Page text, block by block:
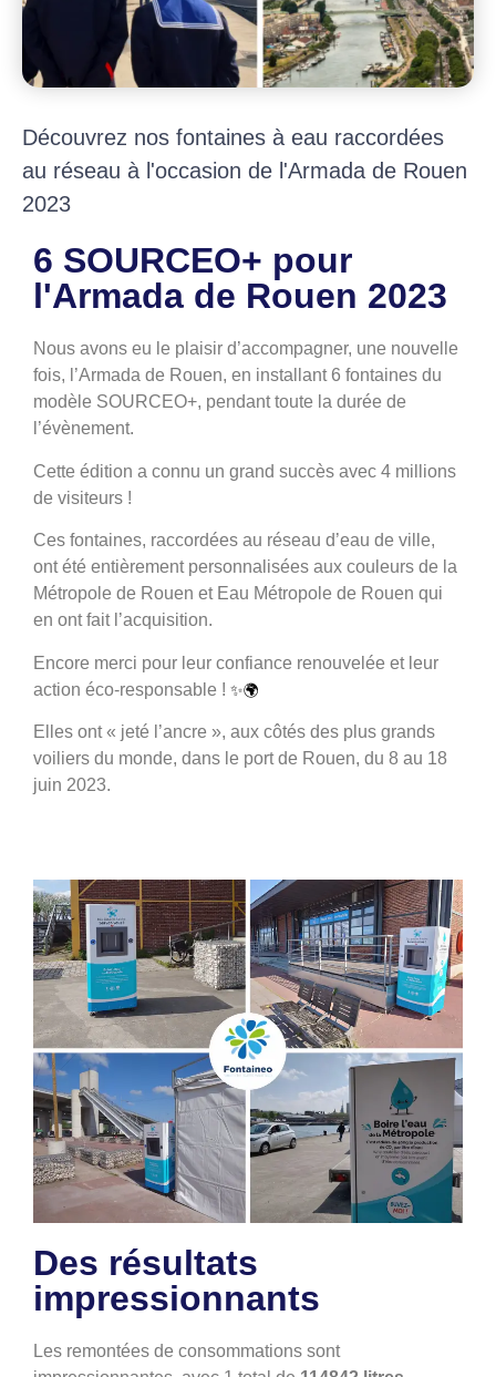
Découvrez nos fontaines à eau raccordées
au réseau à l'occasion de l'Armada de Rouen
2023
6 SOURCEO+ pour
l'Armada de Rouen 2023
Nous avons eu le plaisir d’accompagner, une nouvelle
fois, l’Armada de Rouen, en installant 6 fontaines du
modèle SOURCEO+, pendant toute la durée de
l’évènement.
Cette édition a connu un grand succès avec 4 millions
de visiteurs !
Ces fontaines, raccordées au réseau d’eau de ville,
ont été entièrement personnalisées aux couleurs de la
Métropole de Rouen et Eau Métropole de Rouen qui
en ont fait l’acquisition.
Encore merci pour leur confiance renouvelée et leur
action éco-responsable ! ✨🌍
Elles ont « jeté l’ancre », aux côtés des plus grands
voiliers du monde, dans le port de Rouen, du 8 au 18
juin 2023.
Des résultats
impressionnants
Les remontées de consommations sont